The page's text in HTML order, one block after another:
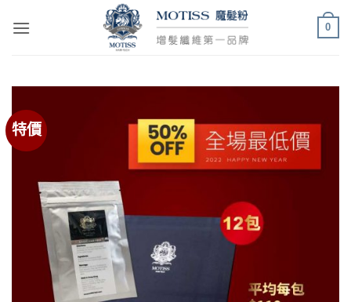
0
特價